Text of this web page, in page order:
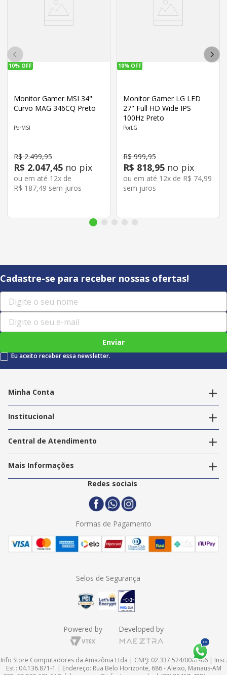
10% OFF
Monitor Gamer MSI 34"
Curvo MAG 346CQ Preto
MSI
R$ 2.499,95
R$ 2.047,45 no pix
ou em até 12x de
R$ 187,49 sem juros
10% OFF
Monitor Gamer LG LED
27" Full HD Wide IPS
100Hz Preto
LG
R$ 999,95
R$ 818,95 no pix
ou em até 12x de R$ 74,99
sem juros
Cadastre-se para receber nossas ofertas!
Enviar
Eu aceito receber essa newsletter.
Minha Conta
Editar endereços
Institucional
Nossas Lojas
Trabalhe Conosco
Central de Atendimento
Política de Privacidade
Termos e Condições
Politica de Entrega
Mais Informações
2ª Via Nota Fiscal
Redes sociais
Formas de Pagamento
Selos de Segurança
Powered by Developed by
Info Store Computadores da Amazônia Ltda | CNPJ: 02.337.524/0001-06 | Insc.
Est.: 04.136.871-1 | Endereço: Rua Belo Horizonte, 686 - Aleixo, Manaus-AM